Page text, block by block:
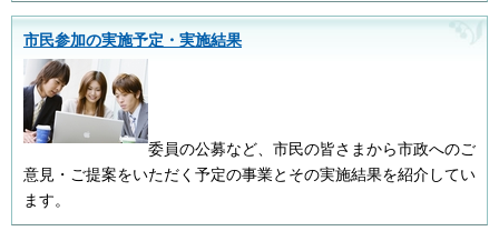
市民参加の実施予定・実施結果
委員の公募など、市民の皆さまから市政へのご
意見・ご提案をいただく予定の事業とその実施結果を紹介してい
ます。